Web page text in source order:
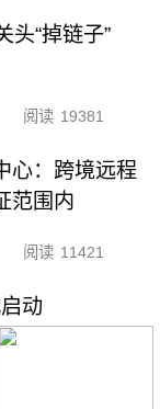
头“掉链子”
阅读 19381
心：跨境远程
范围内
阅读 11421
动